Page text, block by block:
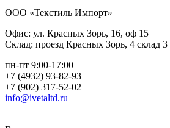
ООО «Текстиль Импорт»
Офис: ул. Красных Зорь, 16, оф 15
Склад: проезд Красных Зорь, 4 склад 3
пн-пт 9:00-17:00
+7 (4932) 93-82-93
+7 (902) 317-52-02
info@ivetaltd.ru